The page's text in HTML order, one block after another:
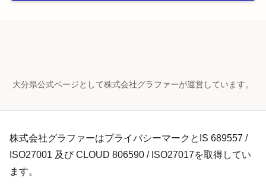
大分県公式ページとして株式会社グラファーが運営しています。
株式会社グラファーはプライバシーマークとIS 689557 /
ISO27001 及び CLOUD 806590 / ISO27017を取得してい
ます。